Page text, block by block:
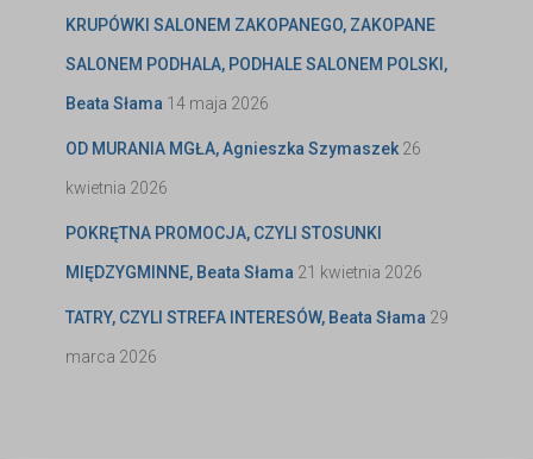
KRUPÓWKI SALONEM ZAKOPANEGO, ZAKOPANE
SALONEM PODHALA, PODHALE SALONEM POLSKI,
Beata Słama 14 maja 2026
OD MURANIA MGŁA, Agnieszka Szymaszek 26
kwietnia 2026
POKRĘTNA PROMOCJA, CZYLI STOSUNKI
MIĘDZYGMINNE, Beata Słama 21 kwietnia 2026
TATRY, CZYLI STREFA INTERESÓW, Beata Słama 29
marca 2026